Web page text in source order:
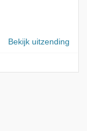
Bekijk uitzending